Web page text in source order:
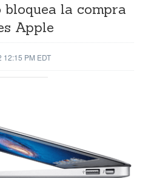
bloquea la compra
Apple
12:15 PM EDT